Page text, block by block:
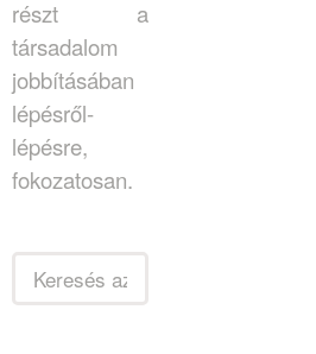
részt a
társadalom
jobbításában
lépésről-
lépésre,
fokozatosan.